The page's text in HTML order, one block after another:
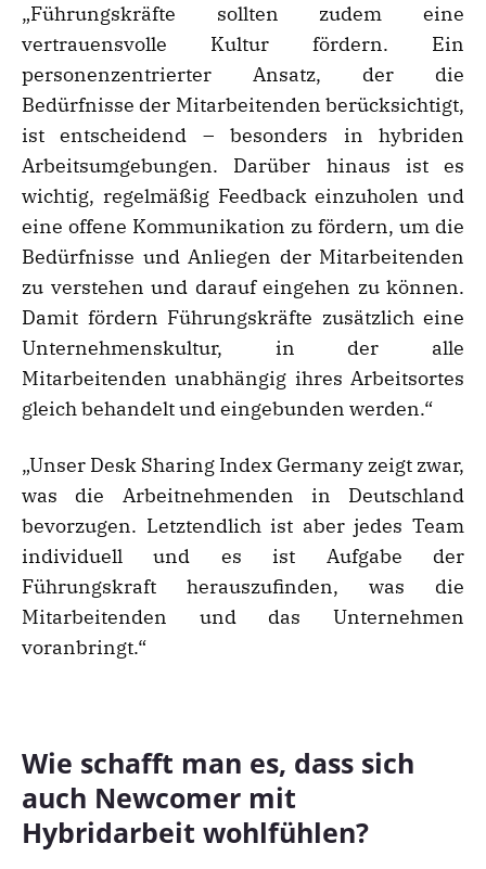
„Führungskräfte sollten zudem eine
vertrauensvolle Kultur fördern. Ein
personenzentrierter Ansatz, der die
Bedürfnisse der Mitarbeitenden berücksichtigt,
ist entscheidend – besonders in hybriden
Arbeitsumgebungen. Darüber hinaus ist es
wichtig, regelmäßig Feedback einzuholen und
eine offene Kommunikation zu fördern, um die
Bedürfnisse und Anliegen der Mitarbeitenden
zu verstehen und darauf eingehen zu können.
Damit fördern Führungskräfte zusätzlich eine
Unternehmenskultur, in der alle
Mitarbeitenden unabhängig ihres Arbeitsortes
gleich behandelt und eingebunden werden.“
„Unser Desk Sharing Index Germany zeigt zwar,
was die Arbeitnehmenden in Deutschland
bevorzugen. Letztendlich ist aber jedes Team
individuell und es ist Aufgabe der
Führungskraft herauszufinden, was die
Mitarbeitenden und das Unternehmen
voranbringt.“
Wie schafft man es, dass sich
auch Newcomer mit
Hybridarbeit wohlfühlen?